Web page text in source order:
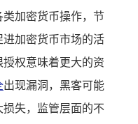
加密货币操作，节
加密货币市场的活
权意味着更大的资
出现漏洞，黑客可能
失，监管层面的不